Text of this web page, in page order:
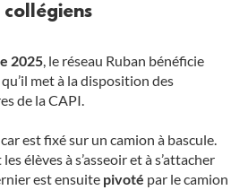
2025, le réseau Ruban bénéficie
qu’il met à la disposition des
de la CAPI.
est fixé sur un camion à bascule.
élèves à s’asseoir et à s’attacher
est ensuite pivoté par le camion